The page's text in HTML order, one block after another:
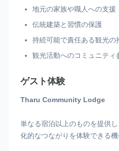
地元の家族や職人への支援
伝統建築と習慣の保護
持続可能で責任ある観光の
観光活動へのコミュニティ
ゲスト体験
Tharu Community Lodge
単なる宿泊以上のものを提供
化的なつながりを体験できる機